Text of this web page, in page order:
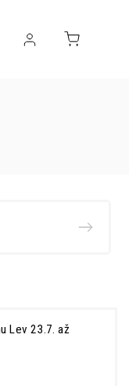
Výprodej Bižuterie
Lev 23.7. až